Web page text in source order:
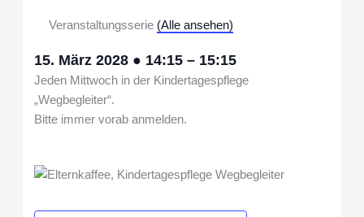
Veranstaltungsserie (Alle ansehen)
15. März 2028 ● 14:15– 15:15
Jeden Mittwoch in der Kindertagespflege
„Wegbegleiter“.
Bitte immer vorab anmelden.